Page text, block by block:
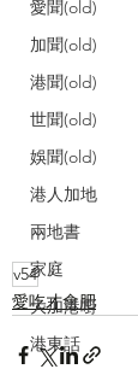
愛聞(old)
加聞(old)
港聞(old)
世聞(old)
娛聞(old)
港人加地
兩地書
家庭
大加港嘢
港東話
v54
愛吃才會肥